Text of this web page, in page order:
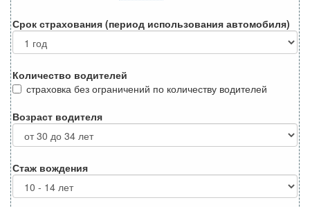
Срок страхования (период использования автомобиля)
Количество водителей
страховка без ограничений по количеству водителей
Возраст водителя
Стаж вождения